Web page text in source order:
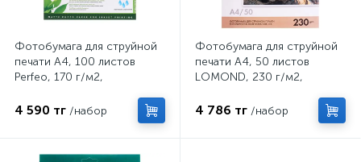
Фотобумага для струйной
печати А4, 100 листов
Perfeo, 170 г/м2,
4 590 тг /набор
Фотобумага для струйной
печати А4, 50 листов
LOMOND, 230 г/м2,
4 786 тг /набор